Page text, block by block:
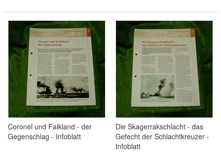
Coronel und Falkland - der
Gegenschlag - Infoblatt
Die Skagerrakschlacht - das
Gefecht der Schlachtkreuzer -
Infoblatt